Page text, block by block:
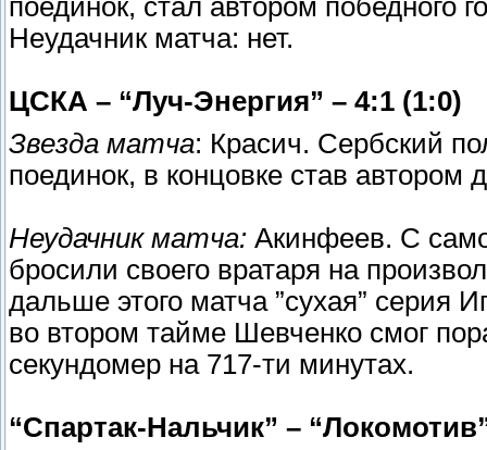
Неудачник матча: нет.
ЦСКА – “Луч-Энергия” – 4:1 (1:0)
Звезда матча: Красич. Сербский
поединок, в концовке став автором
Неудачник матча: Акинфеев. С
бросили своего вратаря на
дальше этого матча ”сухая” серия
во втором тайме Шевченко смог
секундомер на 717-ти минутах.
“Спартак-Нальчик” –